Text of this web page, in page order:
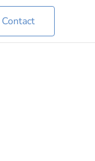
Contact